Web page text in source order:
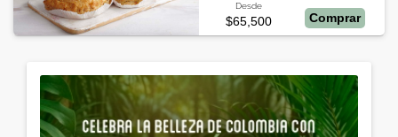
Desde
$65,500 Comprar